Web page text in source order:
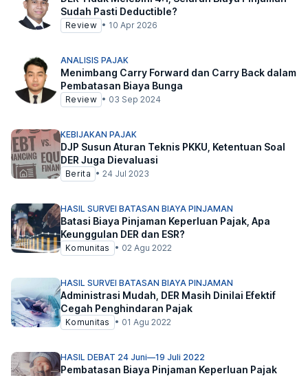
Sudah Pasti Deductible?
Review • 10 Apr 2026
ANALISIS PAJAK
Menimbang Carry Forward dan Carry Back dalam
Pembatasan Biaya Bunga
Review • 03 Sep 2024
KEBIJAKAN PAJAK
DJP Susun Aturan Teknis PKKU, Ketentuan Soal
DER Juga Dievaluasi
Berita • 24 Jul 2023
HASIL SURVEI BATASAN BIAYA PINJAMAN
Batasi Biaya Pinjaman Keperluan Pajak, Apa
Keunggulan DER dan ESR?
Komunitas • 02 Agu 2022
HASIL SURVEI BATASAN BIAYA PINJAMAN
Administrasi Mudah, DER Masih Dinilai Efektif
Cegah Penghindaran Pajak
Komunitas • 01 Agu 2022
HASIL DEBAT 24 Juni—19 Juli 2022
Pembatasan Biaya Pinjaman Keperluan Pajak